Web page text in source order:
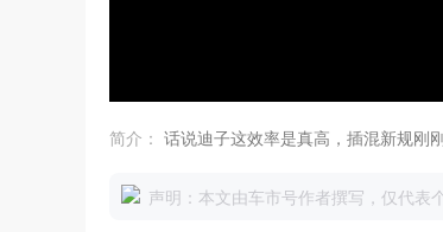
简介： 话说迪子这效率是真高，插混新规刚
声明：本文由车市号作者撰写，仅代表